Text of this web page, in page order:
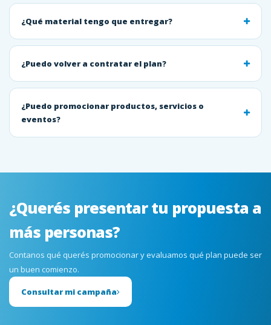
¿Qué material tengo que entregar?
¿Puedo volver a contratar el plan?
¿Puedo promocionar productos, servicios o
eventos?
¿Querés presentar tu propuesta a
más personas?
Contanos qué querés promocionar y evaluamos qué plan puede ser
un buen comienzo.
Consultar mi campaña